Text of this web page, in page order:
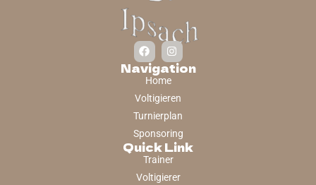
Navigation
Home
Voltigieren
Turnierplan
Sponsoring
Quick Link
Trainer
Voltigierer